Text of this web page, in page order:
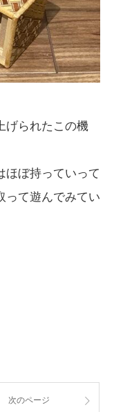
げられたこの機
ほぼ持っていって
って遊んでみてい
次のページ